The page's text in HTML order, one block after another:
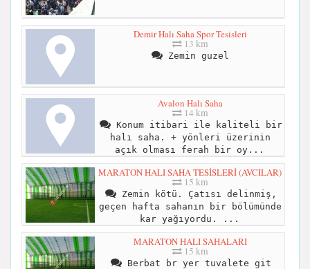
Demir Halı Saha Spor Tesisleri
13 km
Zemin guzel
Avalon Halı Saha
14 km
Konum itibari ile kaliteli bir
halı saha. + yönleri üzerinin
açık olması ferah bir oy...
MARATON HALI SAHA TESİSLERİ (AVCILAR)
15 km
Zemin kötü. Çatısı delinmiş,
geçen hafta sahanın bir bölümünde
kar yağıyordu. ...
MARATON HALI SAHALARI
15 km
Berbat br yer tuvalete git